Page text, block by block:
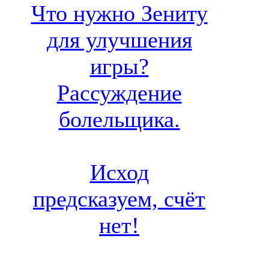
Что нужно Зениту
для улучшения
игры?
Рассуждение
болельщика.
Исход
предсказуем, счёт
нет!